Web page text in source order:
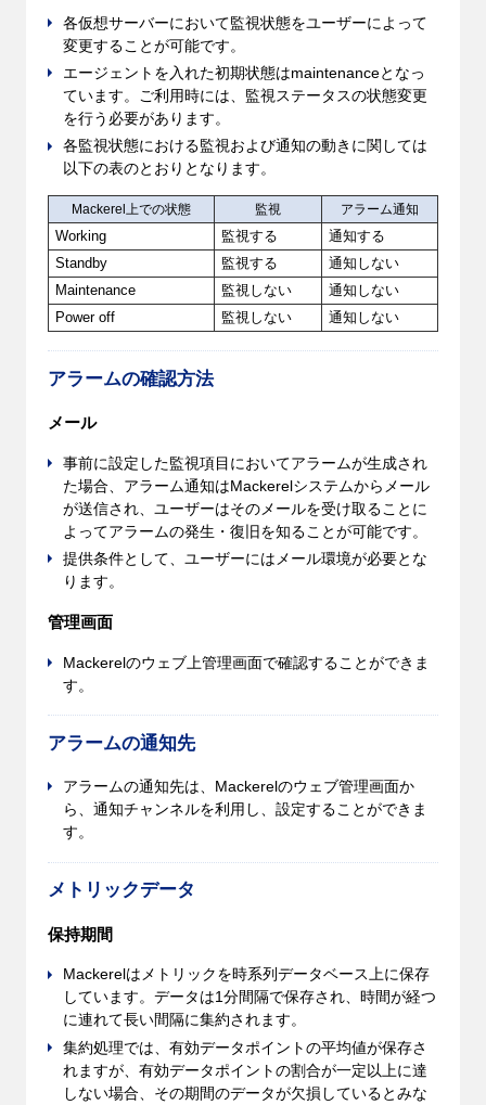
各仮想サーバーにおいて監視状態をユーザーによって
変更することが可能です。
エージェントを入れた初期状態はmaintenanceとなっ
ています。ご利用時には、監視ステータスの状態変更
を行う必要があります。
各監視状態における監視および通知の動きに関しては
以下の表のとおりとなります。
Mackerel上での状態 監視
アラーム通知
Working
監視する
通知する
Standby
監視する
通知しない
Maintenance
監視しない
通知しない
Power off
監視しない 通知しない
アラームの確認方法
メール
事前に設定した監視項目においてアラームが生成され
た場合、アラーム通知はMackerelシステムからメール
が送信され、ユーザーはそのメールを受け取ることに
よってアラームの発生・復旧を知ることが可能です。
提供条件として、ユーザーにはメール環境が必要とな
ります。
管理画面
Mackerelのウェブ上管理画面で確認することができま
す。
アラームの通知先
アラームの通知先は、Mackerelのウェブ管理画面か
ら、通知チャンネルを利用し、設定することができま
す。
メトリックデータ
保持期間
Mackerelはメトリックを時系列データベース上に保存
しています。データは1分間隔で保存され、時間が経つ
に連れて長い間隔に集約されます。
集約処理では、有効データポイントの平均値が保存さ
れますが、有効データポイントの割合が一定以上に達
しない場合、その期間のデータが欠損しているとみな